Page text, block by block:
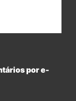
por e-